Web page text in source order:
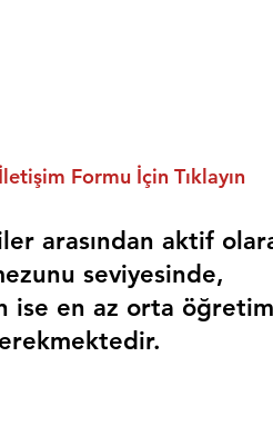
İletişim Formu İçin Tıklayın
arasından aktif
seviyesinde,
ise en az orta öğretim